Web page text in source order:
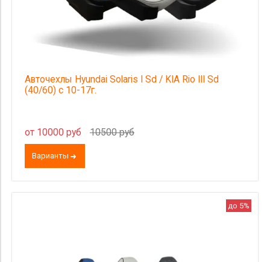
Авточехлы Hyundai Solaris I Sd / KIA Rio III Sd
(40/60) с 10-17г.
от 10000 руб 10500 руб
Варианты
до 5%